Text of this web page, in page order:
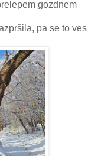
gozdnem
pa se to ves